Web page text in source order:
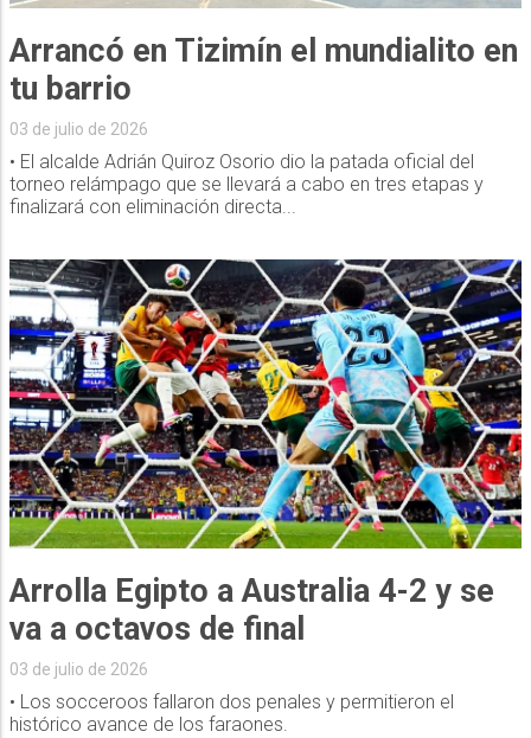
Arrancó en Tizimín el mundialito en
tu barrio
03 de julio de 2026
• El alcalde Adrián Quiroz Osorio dio la patada oficial del
torneo relámpago que se llevará a cabo en tres etapas y
finalizará con eliminación directa...
Arrolla Egipto a Australia 4-2 y se
va a octavos de final
03 de julio de 2026
• Los socceroos fallaron dos penales y permitieron el
histórico avance de los faraones.